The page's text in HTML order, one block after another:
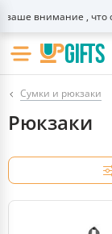
, что
Сумки и рюкзаки
Рюкзаки